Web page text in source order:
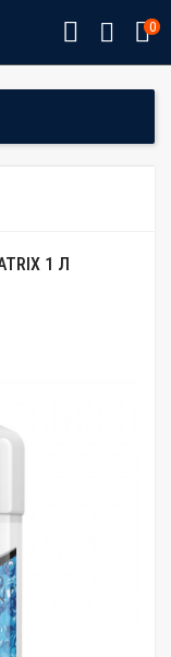
0
1 Л